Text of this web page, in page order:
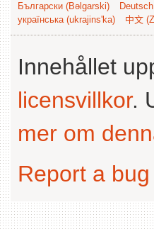
Български (Bəlgarski) Deutsch
українська (ukrajins'ka)
中文
Innehållet
licensvillkor.
mer om
Report a